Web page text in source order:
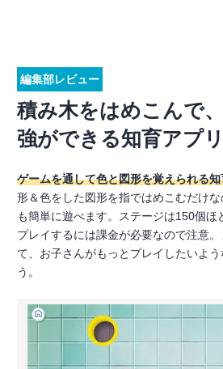
編集部レビュー
積み木をはめこんで
強ができる知育アプリ
ゲームを通して色と図形を覚えられる
形＆色をした図形を指ではめこむだけ
も簡単に遊べます。ステージは150個ほ
プレイするには課金が必要なので注意
て、お子さんがもっとプレイしたいよ
う。